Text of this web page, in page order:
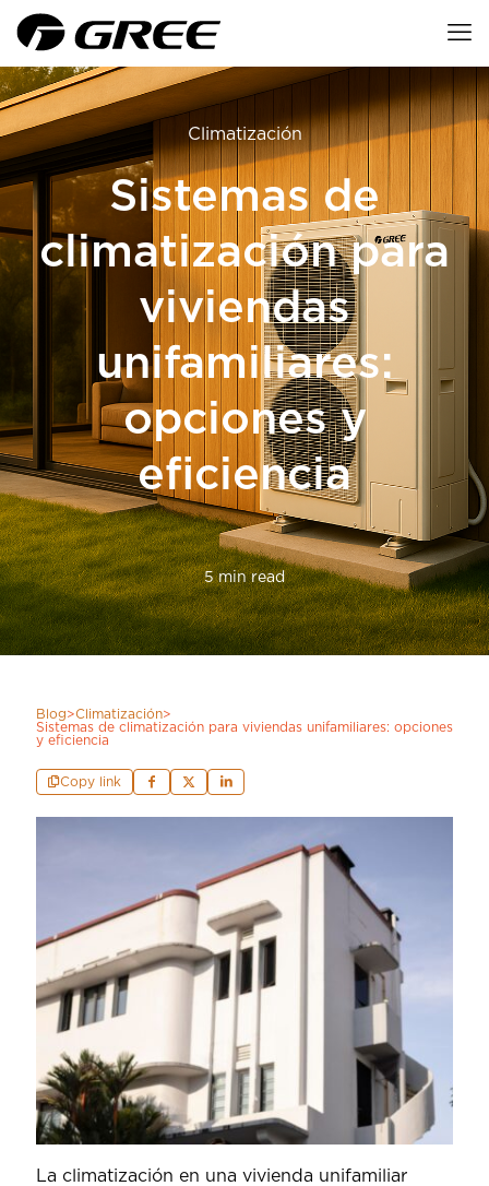
Climatización
Sistemas de
climatización para
viviendas
unifamiliares:
opciones y
eficiencia
5 min read
Blog>Climatización>
Sistemas de climatización para viviendas unifamiliares: opciones
y eficiencia
Copy link
La climatización en una vivienda unifamiliar